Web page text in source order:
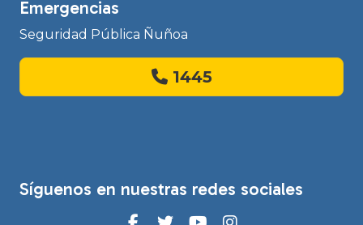
Emergencias
Seguridad Pública Ñuñoa
1445
Síguenos en nuestras redes sociales